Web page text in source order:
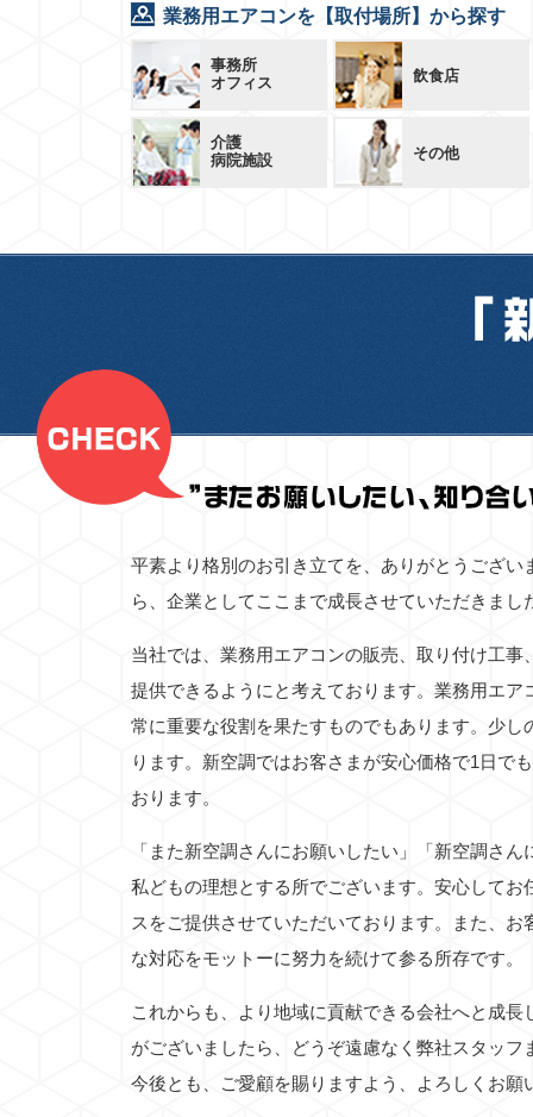
業務用エアコンを【取付場所】から探す
事務所
オフィス
飲食店
介護
病院施設
その他
平素より格別のお引き立てを、ありがとうござ
ら、企業としてここまで成長させていただきまし
当社では、業務用エアコンの販売、取り付け工
提供できるようにと考えております。業務用エ
常に重要な役割を果たすものでもあります。少
ります。新空調ではお客さまが安心価格で1日で
おります。
「また新空調さんにお願いしたい」「新空調さ
私どもの理想とする所でございます。安心して
スをご提供させていただいております。また、
な対応をモットーに努力を続けて参る所存です。
これからも、より地域に貢献できる会社へと成
がございましたら、どうぞ遠慮なく弊社スタッ
今後とも、ご愛顧を賜りますよう、よろしくお願